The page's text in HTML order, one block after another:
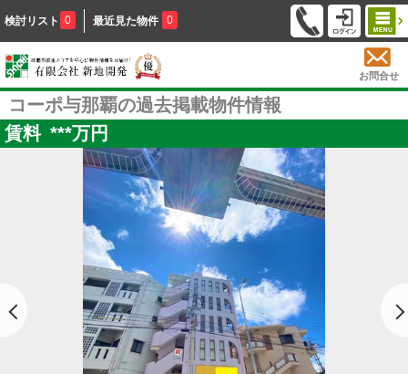
検討リスト 0 最近見た物件 0
お問合せ
コーポ与那覇の過去掲載物件情報
賃料 ***万円